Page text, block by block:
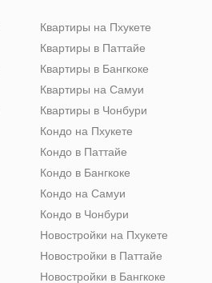
Квартиры на Пхукете
Квартиры в Паттайе
Квартиры в Бангкоке
Квартиры на Самуи
Квартиры в Чонбури
Кондо на Пхукете
Кондо в Паттайе
Кондо в Бангкоке
Кондо на Самуи
Кондо в Чонбури
Новостройки на Пхукете
Новостройки в Паттайе
Новостройки в Бангкоке